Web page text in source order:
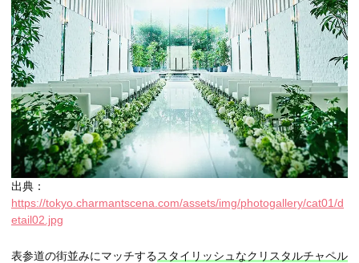
出典：
https://tokyo.charmantscena.com/assets/img/photogallery/cat01/d
etail02.jpg
表参道の街並みにマッチするスタイリッシュなクリスタルチャペル